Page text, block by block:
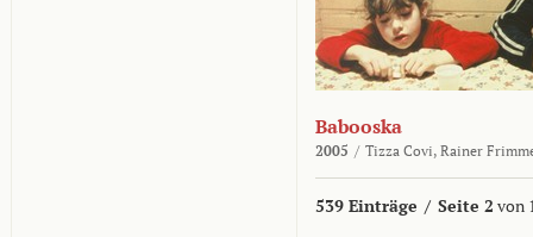
Babooska
2005 / Tizza Covi, Rainer
539 Einträge / Seite 2 von